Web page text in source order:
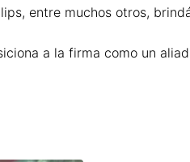
entre muchos otros,
a la firma como un